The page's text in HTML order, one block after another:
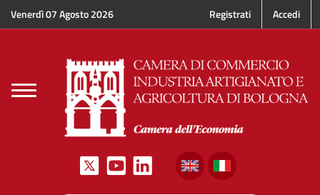
Salta al contenuto principale
Venerdì 07 Agosto 2026 Registrati Accedi
Toggle
navigation